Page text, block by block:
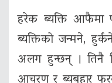
हरेक ब्यक्ति आफैमा
ब्यक्तिको जन्मने,
अलग हुन्छन् । तिनै